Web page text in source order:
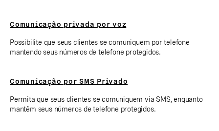
Comunicação privada por voz
Possibilite que seus clientes se comuniquem por telefone
mantendo seus números de telefone protegidos.
Comunicação por SMS Privado
Permita que seus clientes se comuniquem via SMS, enquanto
mantêm seus números de telefone protegidos.